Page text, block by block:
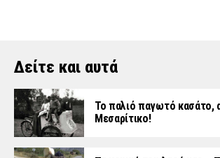
Δείτε και αυτά
Το παλιό παγωτό κασάτο,
Μεσαρίτικο!